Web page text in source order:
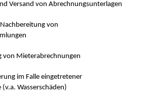
von Abrechnungsunterlagen
von
Mieterabrechnungen
im Falle eingetretener
(v.a. Wasserschäden)